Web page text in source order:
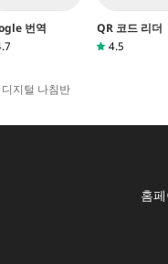
번역
QR 코드 리더
4.5
디지털 나침반
홈